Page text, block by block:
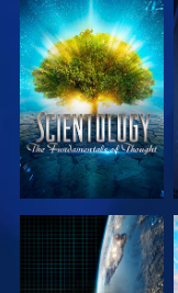
בדוק את הסדרה
צפה